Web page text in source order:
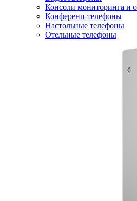
Консоли мониторинга и
Конференц-телефоны
Настольные телефоны
Отельные телефоны